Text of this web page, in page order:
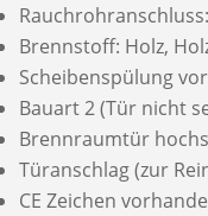
Brennstoff: Holz,
Scheibenspülung
Bauart 2 (Tür nicht
Brennraumtür
Türanschlag (zur
CE Zeichen